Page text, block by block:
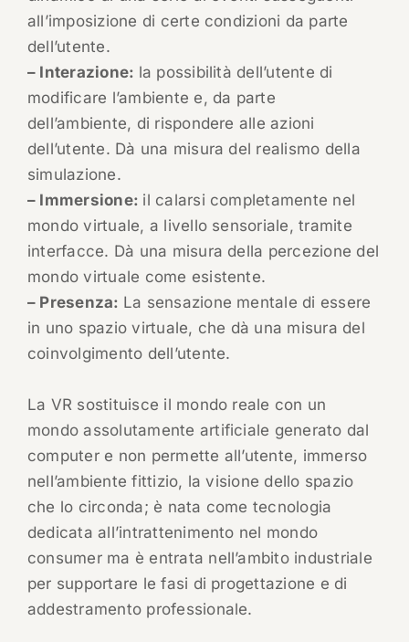
all’imposizione di certe condizioni da parte
dell’utente.
– Interazione: la possibilità dell’utente di
modificare l’ambiente e, da parte
dell’ambiente, di rispondere alle azioni
dell’utente. Dà una misura del realismo della
simulazione.
– Immersione: il calarsi completamente nel
mondo virtuale, a livello sensoriale, tramite
interfacce. Dà una misura della percezione del
mondo virtuale come esistente.
– Presenza: La sensazione mentale di essere
in uno spazio virtuale, che dà una misura del
coinvolgimento dell’utente.
La VR sostituisce il mondo reale con un
mondo assolutamente artificiale generato dal
computer e non permette all’utente, immerso
nell’ambiente fittizio, la visione dello spazio
che lo circonda; è nata come tecnologia
dedicata all’intrattenimento nel mondo
consumer ma è entrata nell’ambito industriale
per supportare le fasi di progettazione e di
addestramento professionale.